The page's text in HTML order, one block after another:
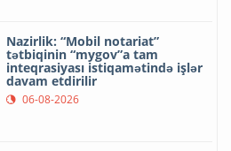
Nazirlik: “Mobil notariat”
tətbiqinin “mygov”a tam
inteqrasiyası istiqamətində işlər
davam etdirilir
06-08-2026